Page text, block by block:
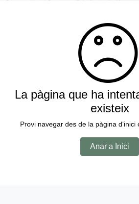
La pàgina que ha
existeix
Provi navegar des de la pàgina d'inici
Anar a Inici